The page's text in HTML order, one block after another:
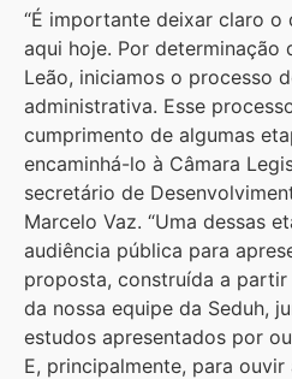
“É importante deixar claro o
aqui hoje. Por determinação
Leão, iniciamos o processo
administrativa. Esse
cumprimento de algumas
encaminhá-lo à Câmara
secretário de
Marcelo Vaz. “Uma dessas
audiência pública para
proposta, construída a
da nossa equipe da Seduh,
estudos apresentados por
E, principalmente, para